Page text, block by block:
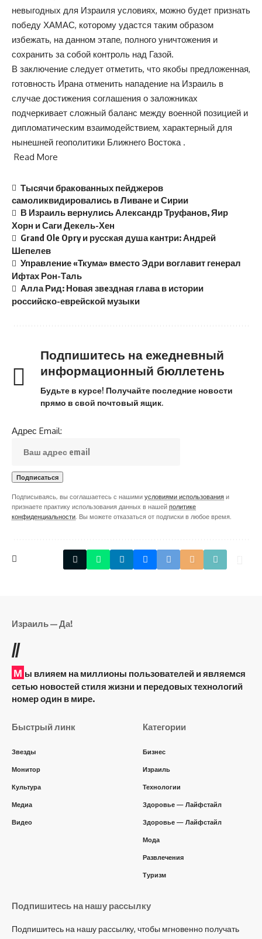
невыгодных для Израиля условиях, можно будет признать
победу ХАМАС, которому удастся таким образом
избежать, на данном этапе, полного уничтожения и
сохранить за собой контроль над Газой.
В заключение следует отметить, что якобы предложенная,
готовность Ирана отменить нападение на Израиль в
случае достижения соглашения о заложниках
подчеркивает сложный баланс между военной позицией и
дипломатическим взаимодействием, характерный для
нынешней геополитики Ближнего Востока .
Read More
Тысячи бракованных пейджеров
самоликвидировались в Ливане и Сирии
В Израиль вернулись Александр Труфанов, Яир
Хорн и Саги Декель-Хен
Grand Ole Opry и русская душа кантри: Андрей
Шепелев
Управление «Ткума» вместо Эдри воглавит генерал
Ифтах Рон-Таль
Алла Рид: Новая звeздная глава в истории
российско-еврейской музыки
Подпишитесь на ежедневный
информационный бюллетень
Будьте в курсе! Получайте последние новости
прямо в свой почтовый ящик.
Адрес Email:
Подписываясь, вы соглашаетесь с нашими условиями использования и
признаете практику использования данных в нашей политике
конфиденциальности . Вы можете отказаться от подписки в любое время.
Израиль — Да!
//
М ы влияем на миллионы пользователей и являемся
сетью новостей стиля жизни и передовых технологий
номер один в мире.
Быстрый линк
Звезды
Монитор
Культура
Медиа
Видео
Категории
Бизнес
Израиль
Технологии
Здоровье — Лайфстайл
Здоровье — Лайфстайл
Мода
Развлечения
Туризм
Подпишитесь на нашу рассылку
Подпишитесь на нашу рассылку, чтобы мгновенно получать